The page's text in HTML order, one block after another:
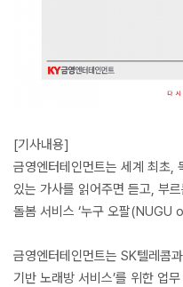
[기사내용]
금영엔터테인먼트는 세계 최초,
있는 가사를 읽어주면 듣고, 부
돌봄 서비스 ‘누구 오팔(NUGU
금영엔터테인먼트는 SK텔레콤
기반 노래방 서비스’를 위한 업